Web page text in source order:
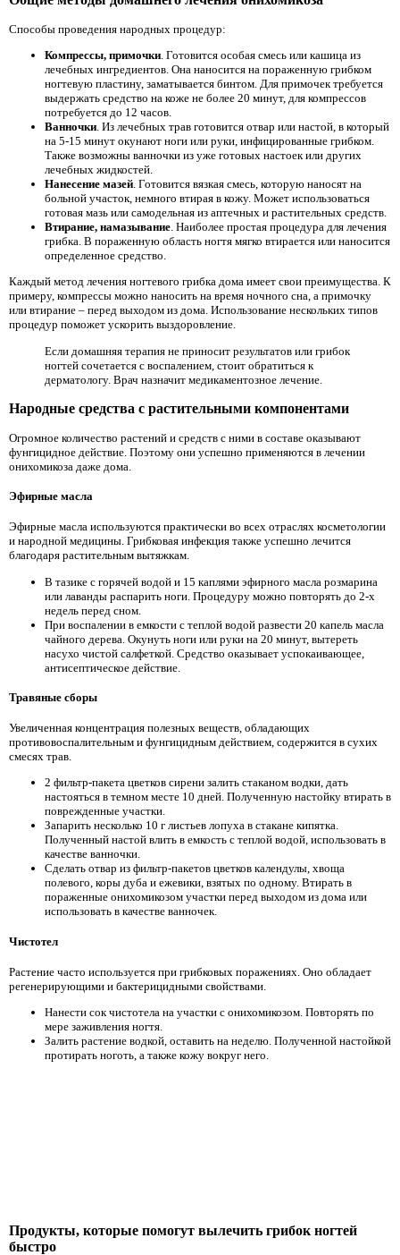
Способы проведения народных процедур:
Компрессы, примочки . Готовится особая смесь или кашица из
лечебных ингредиентов. Она наносится на пораженную грибком
ногтевую пластину, заматывается бинтом. Для примочек требуется
выдержать средство на коже не более 20 минут, для компрессов
потребуется до 12 часов.
Ванночки . Из лечебных трав готовится отвар или настой, в который
на 5-15 минут окунают ноги или руки, инфицированные грибком.
Также возможны ванночки из уже готовых настоек или других
лечебных жидкостей.
Нанесение мазей . Готовится вязкая смесь, которую наносят на
больной участок, немного втирая в кожу. Может использоваться
готовая мазь или самодельная из аптечных и растительных средств.
Втирание, намазывание . Наиболее простая процедура для лечения
грибка. В пораженную область ногтя мягко втирается или наносится
определенное средство.
Каждый метод лечения ногтевого грибка дома имеет свои преимущества. К
примеру, компрессы можно наносить на время ночного сна, а примочку
или втирание – перед выходом из дома. Использование нескольких типов
процедур поможет ускорить выздоровление.
Если домашняя терапия не приносит результатов или грибок
ногтей сочетается с воспалением, стоит обратиться к
дерматологу. Врач назначит медикаментозное лечение.
Народные средства с растительными компонентами
Огромное количество растений и средств с ними в составе оказывают
фунгицидное действие. Поэтому они успешно применяются в лечении
онихомикоза даже дома.
Эфирные масла
Эфирные масла используются практически во всех отраслях косметологии
и народной медицины. Грибковая инфекция также успешно лечится
благодаря растительным вытяжкам.
В тазике с горячей водой и 15 каплями эфирного масла розмарина
или лаванды распарить ноги. Процедуру можно повторять до 2-х
недель перед сном.
При воспалении в емкости с теплой водой развести 20 капель масла
чайного дерева. Окунуть ноги или руки на 20 минут, вытереть
насухо чистой салфеткой. Средство оказывает успокаивающее,
антисептическое действие.
Травяные сборы
Увеличенная концентрация полезных веществ, обладающих
противовоспалительным и фунгицидным действием, содержится в сухих
смесях трав.
2 фильтр-пакета цветков сирени залить стаканом водки, дать
настояться в темном месте 10 дней. Полученную настойку втирать в
поврежденные участки.
Запарить несколько 10 г листьев лопуха в стакане кипятка.
Полученный настой влить в емкость с теплой водой, использовать в
качестве ванночки.
Сделать отвар из фильтр-пакетов цветков календулы, хвоща
полевого, коры дуба и ежевики, взятых по одному. Втирать в
пораженные онихомикозом участки перед выходом из дома или
использовать в качестве ванночек.
Чистотел
Растение часто используется при грибковых поражениях. Оно обладает
регенерирующими и бактерицидными свойствами.
Нанести сок чистотела на участки с онихомикозом. Повторять по
мере заживления ногтя.
Залить растение водкой, оставить на неделю. Полученной настойкой
протирать ноготь, а также кожу вокруг него.
Продукты, которые помогут вылечить грибок ногтей
быстро